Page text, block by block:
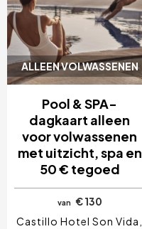
ALLEEN VOLWASSENEN
Pool & SPA-
dagkaart alleen
voor volwassenen
met uitzicht, spa en
50 € tegoed
van € 130
Castillo Hotel Son Vida,